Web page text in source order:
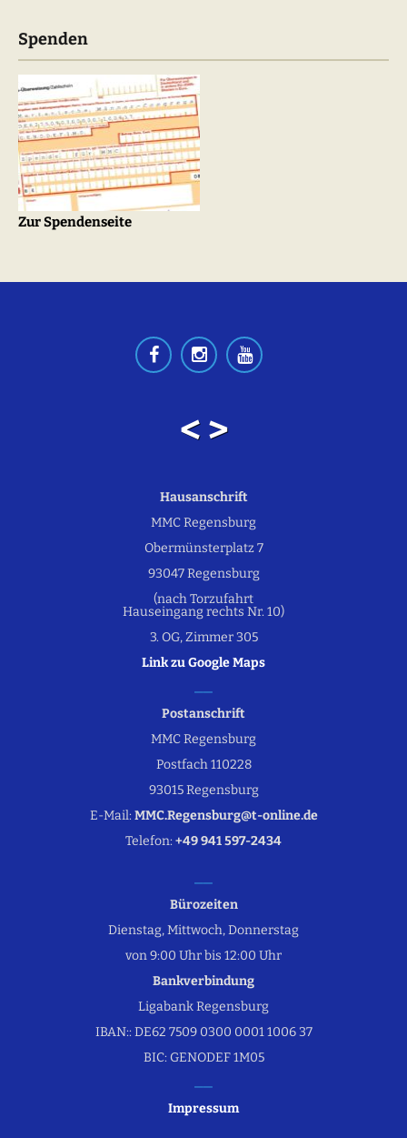
Spenden
Zur Spendenseite
< >
Hausanschrift
MMC Regensburg
Obermünsterplatz 7
93047 Regensburg
(nach Torzufahrt
Hauseingang rechts Nr. 10)
3. OG, Zimmer 305
Link zu Google Maps
Postanschrift
MMC Regensburg
Postfach 110228
93015 Regensburg
E-Mail: MMC.Regensburg@t-online.de
Telefon: +49 941 597-2434
Bürozeiten
Dienstag, Mittwoch, Donnerstag
von 9:00 Uhr bis 12:00 Uhr
Bankverbindung
Ligabank Regensburg
IBAN:: DE62 7509 0300 0001 1006 37
BIC: GENODEF 1M05
Impressum